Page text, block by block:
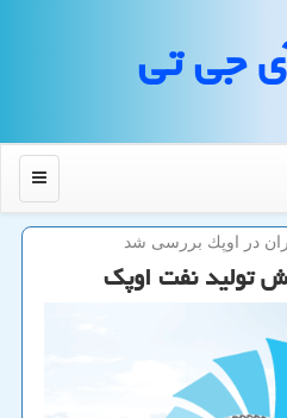
جی تی
منو
در اوپك بررسی شد
تولید نفت اوپك